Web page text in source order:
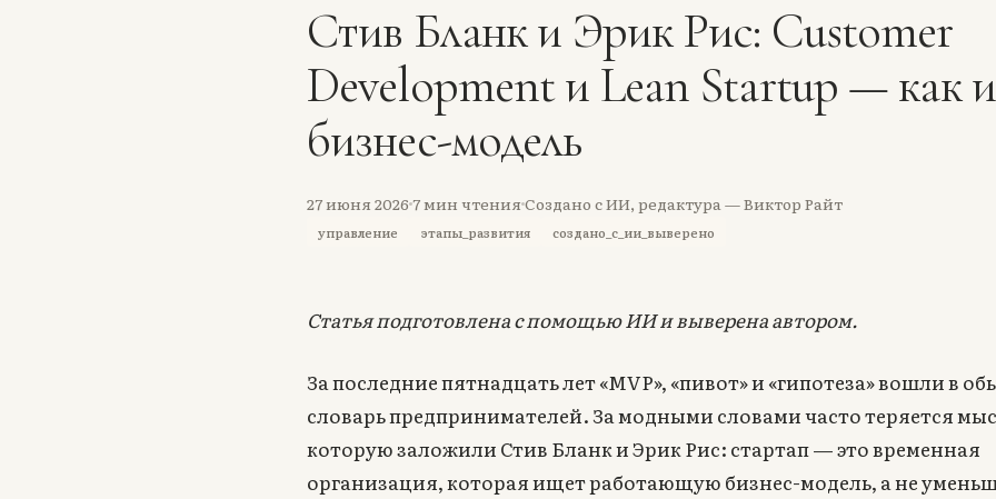
Стив Бланк и Эрик Рис: Customer
Development и Lean Startup — как
бизнес-модель
27 июня 2026 7мин чтения Создано с ИИ, редактура — Виктор Райт
управление этапы_развития создано_с_ии_выверено
Статья подготовлена с помощью ИИ и выверена автором.
За последние пятнадцать лет «MVP», «пивот» и «гипотеза» вошли в
словарь предпринимателей. За модными словами часто теряется
которую заложили Стив Бланк и Эрик Рис: стартап — это временная
организация, которая ищет работающую бизнес-модель, а не